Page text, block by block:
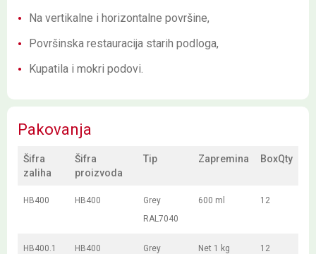
Na vertikalne i horizontalne površine,
Površinska restauracija starih podloga,
Kupatila i mokri podovi.
Pakovanja
Šifra
zaliha
Šifra
proizvoda
Tip Zapremina BoxQty
HB400 HB400
Grey
RAL7040
600 ml 12
HB400.1 HB400
Grey
Net 1 kg 12